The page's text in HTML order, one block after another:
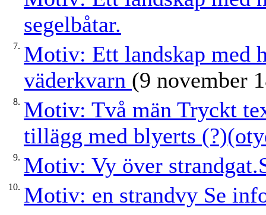
segelbåtar.
7. Motiv: Ett landskap med
väderkvarn (9 november
8. Motiv: Två män Tryckt
tillägg med blyerts
9. Motiv: Vy över
10. Motiv: en strandvy Se